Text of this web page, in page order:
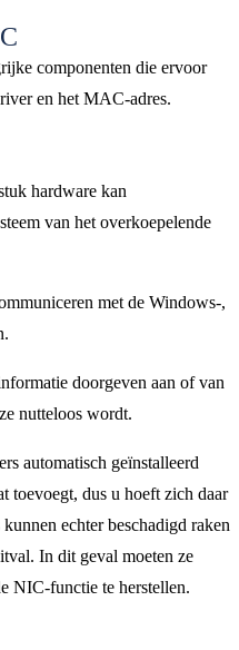
componenten die ervoor
en het MAC-adres.
hardware kan
van het overkoepelende
met de Windows-,
doorgeven aan of van
nutteloos wordt.
automatisch geïnstalleerd
toevoegt, dus u hoeft zich daar
echter beschadigd raken
In dit geval moeten ze
NIC-functie te herstellen.